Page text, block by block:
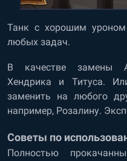
Танк с хорошим
любых задач.
В качестве замены
Хендрика и Титуса.
заменить на любого
например, Розалину.
Советы по
Полностью